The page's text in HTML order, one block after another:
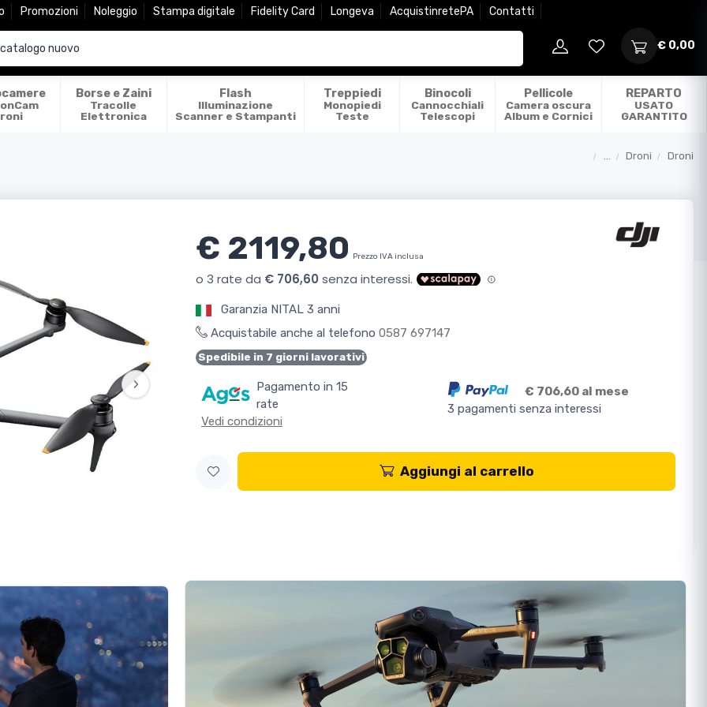
Promozioni Noleggio Stampa digitale Fidelity Card Longeva AcquistinretePA Contatti
€ 0,00
Borse e Zaini
Tracolle
Elettronica
Flash
Illuminazione
Scanner e Stampanti
Treppiedi
Monopiedi
Teste
Binocoli
Cannocchiali
Telescopi
Pellicole
Camera oscura
Album e Cornici
REPARTO
USATO
GARANTITO
Droni Droni
›
€ 2119,80 Prezzo IVA inclusa
Garanzia NITAL 3 anni
Acquistabile anche al telefono 0587 697147
Spedibile in 7 giorni lavorativi
Pagamento in 15
rate
Vedi condizioni
€ 706,60 al mese
3 pagamenti senza interessi
Aggiungi al carrello